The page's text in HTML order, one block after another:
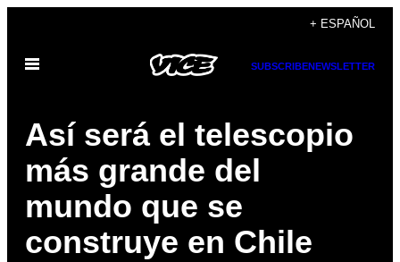
contenido
+ ESPAÑOL
Abrir
SUBSCRIBENEWSLETTER
Así será el telescopio
más grande del
mundo que se
construye en Chile